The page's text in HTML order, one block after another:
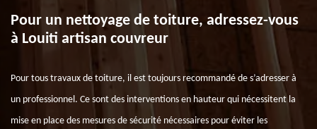
Pour un nettoyage de toiture, adressez-vous
à Louiti artisan couvreur
Pour tous travaux de toiture, il est toujours recommandé de s’adresser à
un professionnel. Ce sont des interventions en hauteur qui nécessitent la
mise en place des mesures de sécurité nécessaires pour éviter les